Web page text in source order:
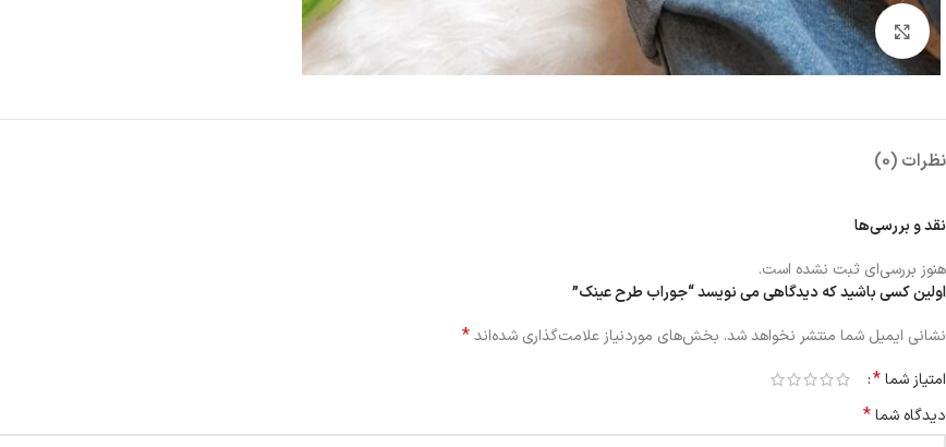
بزرگنمایی تصویر
نظرات (0)
نقد و بررسی‌ها
هنوز بررسی‌ای ثبت نشده است.
اولین کسی باشید که دیدگاهی می نویسد “جوراب طرح عینک”
نشانی ایمیل شما منتشر نخواهد شد. بخش‌های موردنیاز علامت‌گذاری شده‌اند*
امتیاز شما*
دیدگاه شما*